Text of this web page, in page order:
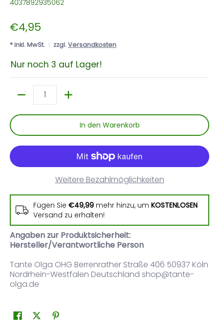
4037892935062
€4,95
* inkl. MwSt. zzgl.Versandkosten
Nur noch 3 auf Lager!
In den Warenkorb
Weitere Bezahlmöglichkeiten
Fügen Sie €49,99 mehr hinzu, um KOSTENLOSEN
Versand zu erhalten!
Angaben zur Produktsicherheit:
Hersteller/Verantwortliche Person
Tante Olga OHG Berrenrather Straße 406 50937 Köln
Nordrhein-Westfalen Deutschland shop@tante-
olga.de